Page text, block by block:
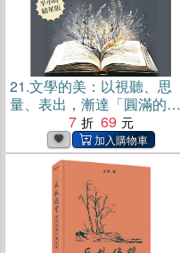
21.文學的美：以視聽、思
量、表出，漸達「圓滿的剎
那」【純有聲】(電子書)
7 69